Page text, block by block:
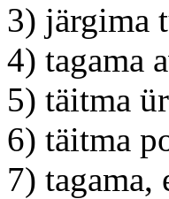
3) järgima
4) tagama
5) täitma
6) täitma
7) tagama,